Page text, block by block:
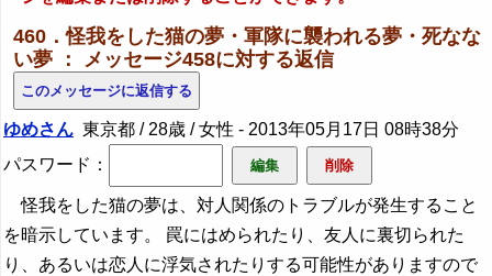
460．怪我をした猫の夢・軍隊に襲われる夢・死なな
い夢 ： メッセージ458に対する返信
ゆめさん 東京都 / 28歳 / 女性 - 2013年05月17日 08時38分
パスワード：
怪我をした猫の夢は、対人関係のトラブルが発生すること
を暗示しています。 罠にはめられたり、友人に裏切られた
り、あるいは恋人に浮気されたりする可能性がありますので